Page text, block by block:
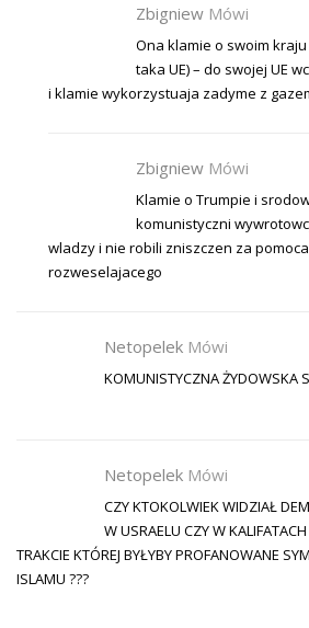
Zbigniew Mówi
Ona klamie o swoim
taka UE) – do swojej UE
i klamie wykorzystuaja zadyme z
Zbigniew Mówi
Klamie o Trumpie i
komunistyczni
wladzy i nie robili zniszczen za
rozweselajacego
Netopelek Mówi
KOMUNISTYCZNA ŻYDOWSKA
Netopelek Mówi
CZY KTOKOLWIEK WIDZIAŁ
W USRAELU CZY W
TRAKCIE KTÓREJ BYŁYBY PROFANOWANE
ISLAMU ???